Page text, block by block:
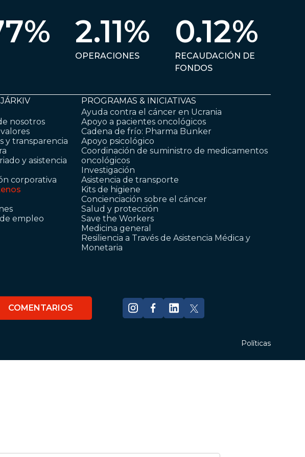
2.11%
OPERACIONES
0.12%
RECAUDACIÓN DE
FONDOS
nosotros
y transparencia
y asistencia
corporativa
empleo
PROGRAMAS & INICIATIVAS
Ayuda contra el cáncer en Ucrania
Apoyo a pacientes oncológicos
Cadena de frío: Pharma Bunker
Apoyo psicológico
Coordinación de suministro de medicamentos
oncológicos
Investigación
Asistencia de transporte
Kits de higiene
Concienciación sobre el cáncer
Salud y protección
Save the Workers
Medicina general
Resiliencia a Través de Asistencia Médica y
Monetaria
COMENTARIOS
Políticas